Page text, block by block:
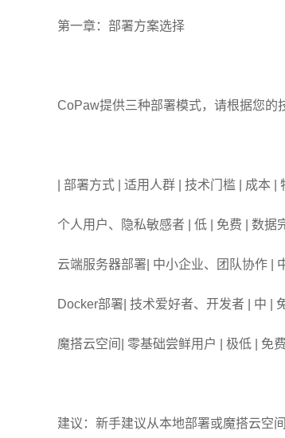
第一章：部署方案选择
CoPaw提供三种部署模式，请根据您的
| 部署方式 | 适用人群 | 技术门槛 | 成本 |
个人用户、隐私敏感者 | 低 | 免费 | 数据
云端服务器部署| 中小企业、团队协作 |
Docker部署| 技术爱好者、开发者 | 中 |
魔搭云空间| 零基础尝鲜用户 | 极低 | 免
建议：新手建议从本地部署或魔搭云空